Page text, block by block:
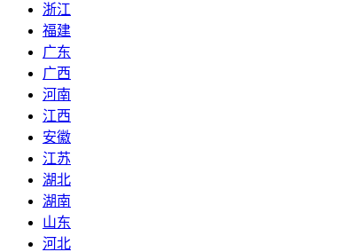
浙江
福建
广东
广西
河南
江西
安徽
江苏
湖北
湖南
山东
河北